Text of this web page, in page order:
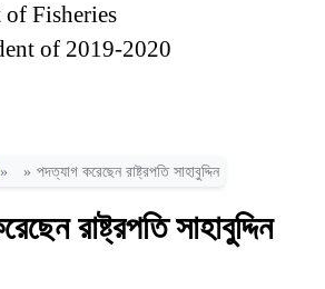
of Fisheries
of 2019-2020
» » পদত্যাগ করেছেন রাষ্ট্রপতি সাহাবুদ্দিন
রাষ্ট্রপতি সাহাবুদ্দিন